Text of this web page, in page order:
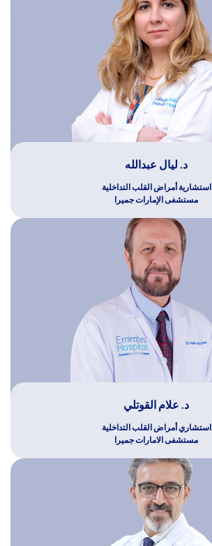
د. ليال عبدالله
استشارية أمراض القلب التداخلية
مستشفى الإمارات جميرا
د. علام القوتلي
استشاري أمراض القلب التداخلية
مستشفى الامارات جميرا